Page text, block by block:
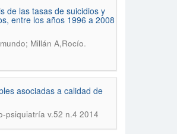
de las tasas de suicidios y
entre los años 1996 a 2008
Millán A,Rocío.
asociadas a calidad de
psiquiatría v.52 n.4 2014